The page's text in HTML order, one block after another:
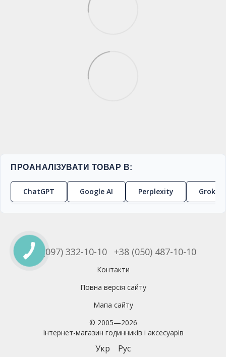
ПРОАНАЛІЗУВАТИ ТОВАР В:
ChatGPT Google AI Perplexity Grok
+38 (097) 332-10-10 +38 (050) 487-10-10
Контакти
Повна версія сайту
Мапа сайту
© 2005—2026
Інтернет-магазин годинників і аксесуарів
Укр Рус